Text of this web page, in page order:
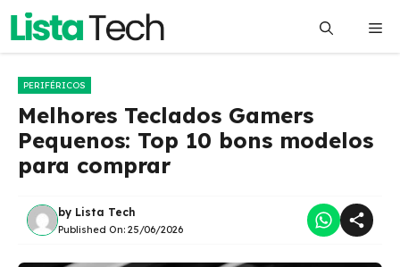
Pular
o
PERIFÉRICOS
Melhores Teclados Gamers
Pequenos: Top 10 bons modelos
para comprar
by Lista Tech
Published On: 25/06/2026